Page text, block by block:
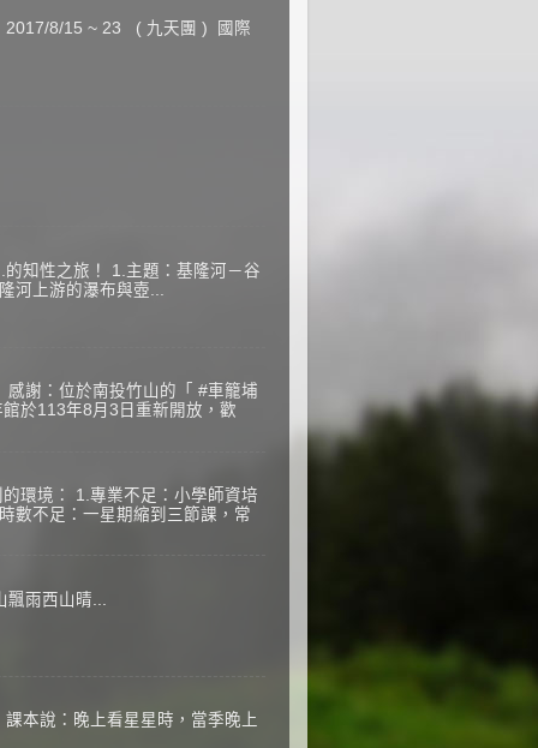
: 2017/8/15 ~ 23 ( 九天團 ) 國際
知性之旅！ 1.主題：基隆河－谷
河上游的瀑布與壺...
謝：位於南投竹山的「 #車籠埔
於113年8月3日重新開放，歡
環境： 1.專業不足：小學師資培
數不足：一星期縮到三節課，常
雨西山晴...
本說：晚上看星星時，當季晚上